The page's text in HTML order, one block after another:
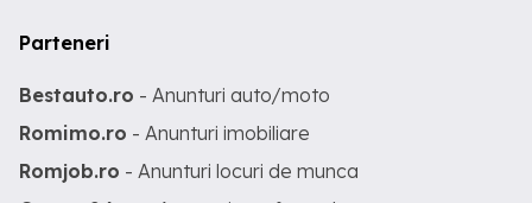
Parteneri
Bestauto.ro - Anunturi auto/moto
Romimo.ro - Anunturi imobiliare
Romjob.ro - Anunturi locuri de munca